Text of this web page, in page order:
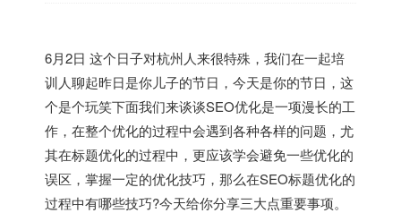
6月2日 这个日子对杭州人来很特殊，我们在一起培
训人聊起昨日是你儿子的节日，今天是你的节日，这
个是个玩笑下面我们来谈谈SEO优化是一项漫长的工
作，在整个优化的过程中会遇到各种各样的问题，尤
其在标题优化的过程中，更应该学会避免一些优化的
误区，掌握一定的优化技巧，那么在SEO标题优化的
过程中有哪些技巧?今天给你分享三大点重要事项。